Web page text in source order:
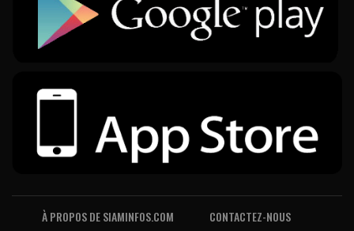
À PROPOS DE SIAMINFOS.COM CONTACTEZ-NOUS